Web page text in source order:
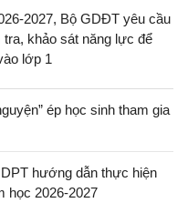
2027, Bộ GDĐT yêu cầu
tra, khảo sát năng lực để
lớp 1
ép học sinh tham gia
hướng dẫn thực hiện
học 2026-2027